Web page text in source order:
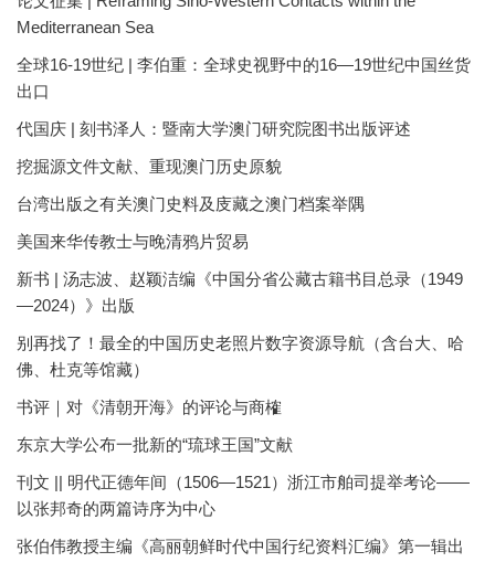
Mediterranean Sea
全球16-19世纪 | 李伯重：全球史视野中的16—19世纪中国丝货
出口
代国庆 | 刻书泽人：暨南大学澳门研究院图书出版评述
挖掘源文件文献、重现澳门历史原貌
台湾出版之有关澳门史料及庋藏之澳门档案举隅
美国来华传教士与晚清鸦片贸易
新书 | 汤志波、赵颖洁编《中国分省公藏古籍书目总录（1949
—2024）》出版
别再找了！最全的中国历史老照片数字资源导航（含台大、哈
佛、杜克等馆藏）
书评｜对《清朝开海》的评论与商榷
东京大学公布一批新的“琉球王国”文献
刊文 || 明代正德年间（1506—1521）浙江市舶司提举考论——
以张邦奇的两篇诗序为中心
张伯伟教授主编《高丽朝鲜时代中国行纪资料汇编》第一辑出